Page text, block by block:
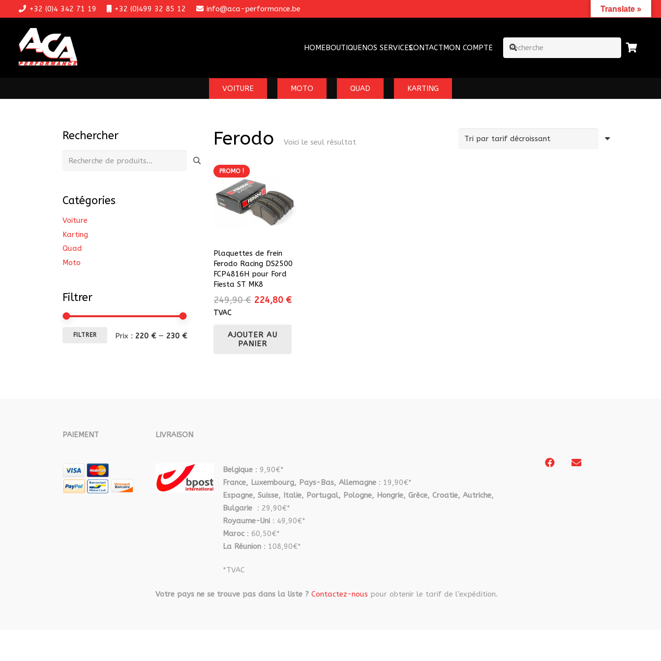
+32 (0)4 342 71 19 +32 (0)499 32 85 12 info@aca-performance.be
HOMEBOUTIQUENOS SERVICESCONTACTMON COMPTE
VOITURE MOTO QUAD KARTING
Ferodo Voici le seul résultat
PROMO !
Plaquettes de frein
Ferodo Racing DS2500
FCP4816H pour Ford
Fiesta ST MK8
249,90€ Le
était :
249,90 €.
224,80 €Le
TVAC
AJOUTER AU
PANIER
Rechercher
Recherche
Catégories
Voiture
Karting
Quad
Moto
Filtrer
Prix
Prix
FILTRER Prix : 220 €— 230 €
PAIEMENT LIVRAISON
Belgique : 9,90€*
France, Luxembourg, Pays-Bas, Allemagne : 19,90€*
Espagne, Suisse, Italie, Portugal, Pologne, Hongrie, Grèce, Croatie, Autriche,
Bulgarie
: 29,90€*
Royaume-Uni : 49,90€*
Maroc : 60,50€*
La Réunion : 108,90€*
*TVAC
Votre pays ne se trouve pas dans la liste ? Contactez-nous pour obtenir le tarif de l’expédition.
Translate »